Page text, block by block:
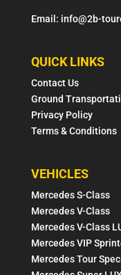
Email: info@2b-
QUICK LINKS
Contact Us
Ground
Privacy Policy
Terms & Conditions
VEHICLES
Mercedes S-Class
Mercedes V-Class
Mercedes V-Class
Mercedes VIP
Mercedes Tour